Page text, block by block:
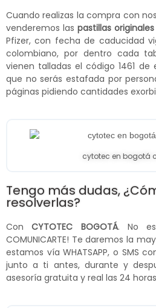
Cuando realizas la compra con
venderemos las pastillas
Pfizer, con fecha de caducidad
colombiano, por dentro cada
vienen talladas el código 1461
que no serás estafada por
páginas pidiendo cantidades
cytotec en bogotá
Tengo más dudas,
resolverlas?
ConCYTOTEC BOGOTÁ. No
COMUNICARTE! Te daremos la
estamos vía WHATSAPP, o SMS
junto a ti antes, durante y
asesoría gratuita y real las 24